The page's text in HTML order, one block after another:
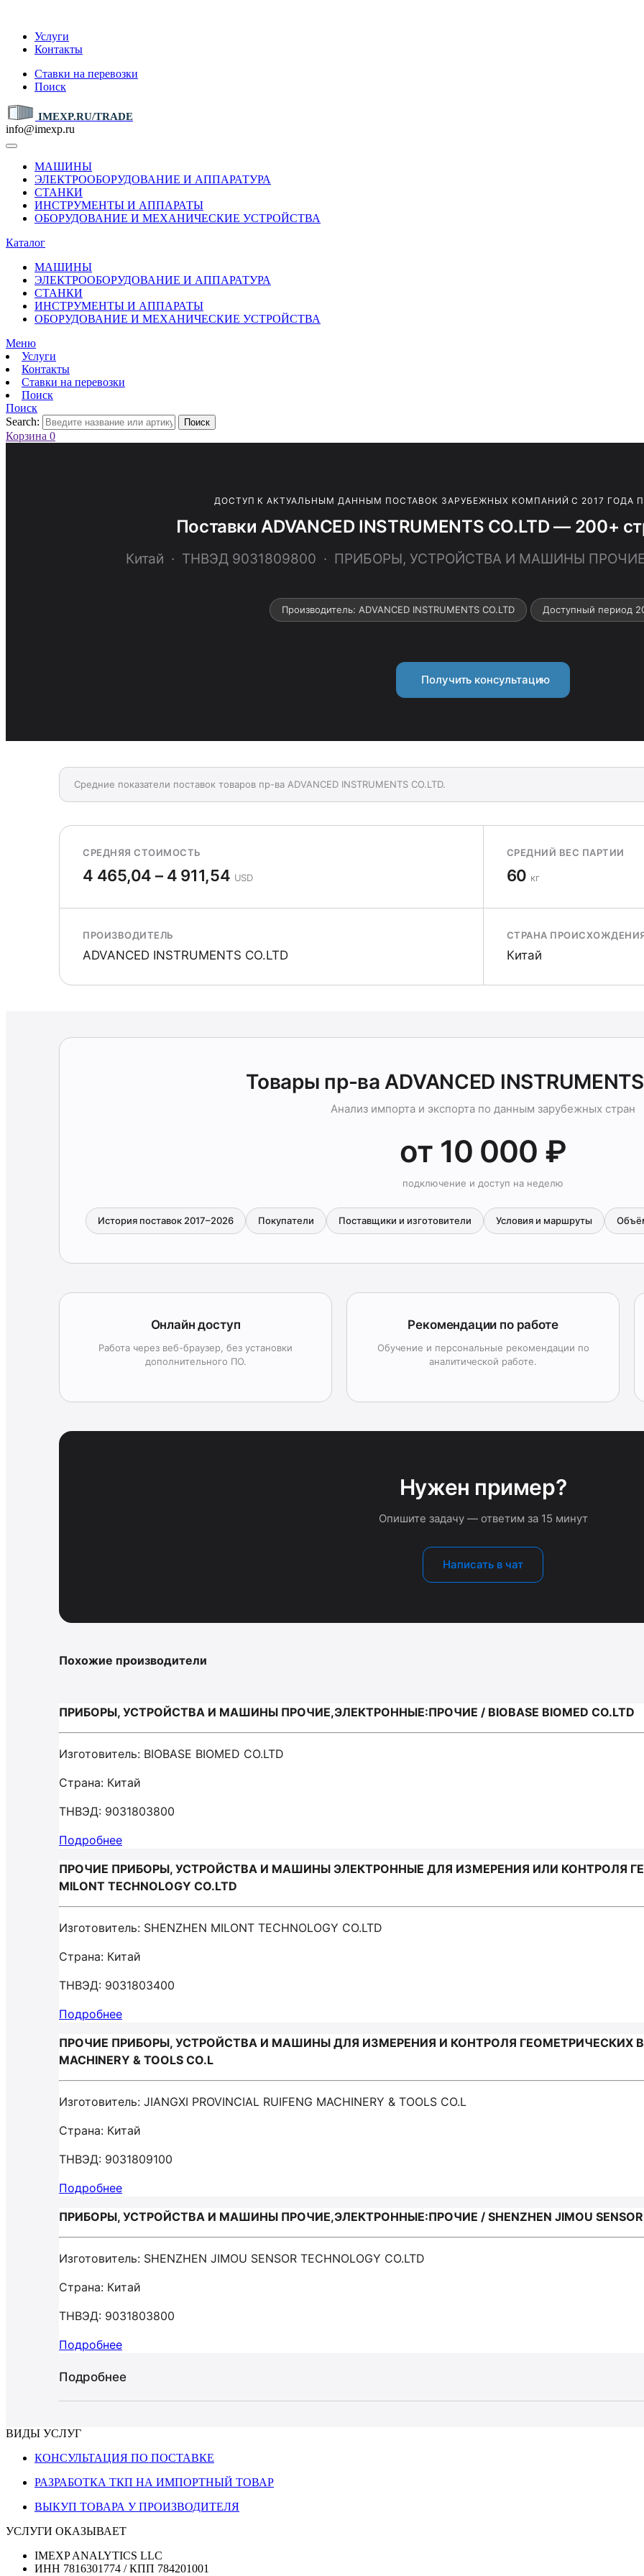
Услуги
Контакты
Ставки на перевозки
Поиск
IMEXP.RU/TRADE
info@imexp.ru
МАШИНЫ
ЭЛЕКТРООБОРУДОВАНИЕ И АППАРАТУРА
СТАНКИ
ИНСТРУМЕНТЫ И АППАРАТЫ
ОБОРУДОВАНИЕ И МЕХАНИЧЕСКИЕ УСТРОЙСТВА
Каталог
МАШИНЫ
ЭЛЕКТРООБОРУДОВАНИЕ И АППАРАТУРА
СТАНКИ
ИНСТРУМЕНТЫ И АППАРАТЫ
ОБОРУДОВАНИЕ И МЕХАНИЧЕСКИЕ УСТРОЙСТВА
Меню
Услуги
Контакты
Ставки на перевозки
Поиск
Поиск
Search:
Поиск
Корзина 0
ДОСТУП К АКТУАЛЬНЫМ ДАННЫМ ПОСТАВОК ЗАРУБЕЖНЫХ КОМПАНИЙ С 2017 ГОДА
Поставки ADVANCED INSTRUMENTS CO.LTD — 200+
Китай · ТНВЭД 9031809800 · ПРИБОРЫ, УСТРОЙСТВА И МАШИНЫ
Производитель: ADVANCED INSTRUMENTS CO.LTD Доступный период
Получить консультацию
Средние показатели поставок товаров пр-ва ADVANCED INSTRUMENTS CO.LTD.
СРЕДНЯЯ СТОИМОСТЬ
4 465,04 – 4 911,54 USD
СРЕДНИЙ ВЕС ПАРТИИ
60 кг
ПРОИЗВОДИТЕЛЬ
ADVANCED INSTRUMENTS CO.LTD
СТРАНА
Китай
Товары пр-ва ADVANCED
Анализ импорта и экспорта по данным зарубежных стран
от 10 000 ₽
подключение и доступ на неделю
История поставок 2017–2026 Покупатели Поставщики и изготовители Условия и маршруты
Онлайн доступ
Работа через веб-браузер, без установки
дополнительного ПО.
Рекомендации по работе
Обучение и персональные рекомендации по
аналитической работе.
Нужен пример?
Опишите задачу — ответим за 15 минут
Написать в чат
Похожие производители
ПРИБОРЫ, УСТРОЙСТВА И МАШИНЫ ПРОЧИЕ,ЭЛЕКТРОННЫЕ:ПРОЧИЕ / BIOBASE BIOMED CO.LTD
Изготовитель: BIOBASE BIOMED CO.LTD
Страна: Китай
ТНВЭД: 9031803800
Подробнее
ПРОЧИЕ ПРИБОРЫ, УСТРОЙСТВА И МАШИНЫ ЭЛЕКТРОННЫЕ ДЛЯ ИЗМЕРЕНИЯ ИЛИ КОНТРОЛЯ
MILONT TECHNOLOGY CO.LTD
Изготовитель: SHENZHEN MILONT TECHNOLOGY CO.LTD
Страна: Китай
ТНВЭД: 9031803400
Подробнее
ПРОЧИЕ ПРИБОРЫ, УСТРОЙСТВА И МАШИНЫ ДЛЯ ИЗМЕРЕНИЯ И КОНТРОЛЯ ГЕОМЕТРИЧЕСКИХ
MACHINERY & TOOLS CO.L
Изготовитель: JIANGXI PROVINCIAL RUIFENG MACHINERY & TOOLS CO.L
Страна: Китай
ТНВЭД: 9031809100
Подробнее
ПРИБОРЫ, УСТРОЙСТВА И МАШИНЫ ПРОЧИЕ,ЭЛЕКТРОННЫЕ:ПРОЧИЕ / SHENZHEN JIMOU SENSOR
Изготовитель: SHENZHEN JIMOU SENSOR TECHNOLOGY CO.LTD
Страна: Китай
ТНВЭД: 9031803800
Подробнее
Подробнее
ВИДЫ УСЛУГ
КОНСУЛЬТАЦИЯ ПО ПОСТАВКЕ
РАЗРАБОТКА ТКП НА ИМПОРТНЫЙ ТОВАР
ВЫКУП ТОВАРА У ПРОИЗВОДИТЕЛЯ
УСЛУГИ ОКАЗЫВАЕТ
IMEXP ANALYTICS LLC
ИНН 7816301774 / КПП 784201001